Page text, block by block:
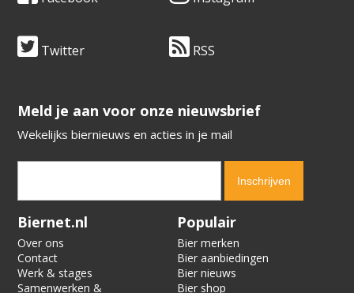
Twitter RSS
​​​​​​​Meld je aan voor onze nieuwsbrief
Wekelijks biernieuws en acties in je mail
Verification code:
Biernet.nl
Over ons
Contact
Werk & stages
Samenwerken &
Populair
Bier merken
Bier aanbiedingen
Bier nieuws
Bier shop